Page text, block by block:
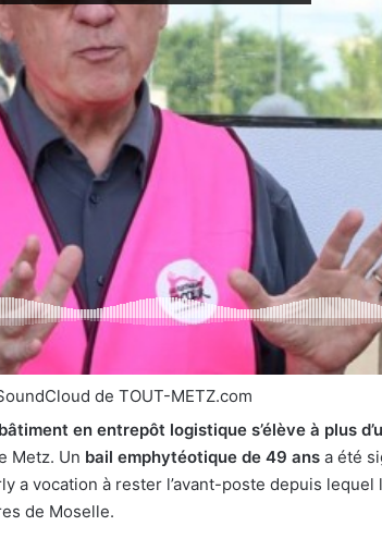
de TOUT-METZ.com
en entrepôt logistique s’élève à plus
Metz. Un bail emphytéotique de 49 ansa été
vocation à rester l’avant-poste depuis lequel
de Moselle.